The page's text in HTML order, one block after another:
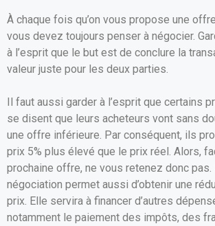
À chaque fois qu’on vous propose une
vous devez toujours penser à négocier.
à l’esprit que le but est de conclure la
valeur juste pour les deux parties.
Il faut aussi garder à l’esprit que certains
se disent que leurs acheteurs vont sans
une offre inférieure. Par conséquent, ils
prix 5% plus élevé que le prix réel. Alors,
prochaine offre, ne vous retenez donc
négociation permet aussi d’obtenir une
prix. Elle servira à financer d’autres
notamment le paiement des impôts, des